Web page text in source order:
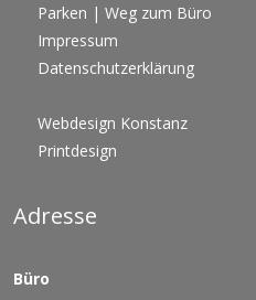
Adresse
Büro
Parken | Weg zum Büro
Impressum
Datenschutzerklärung
Webdesign Konstanz
Printdesign